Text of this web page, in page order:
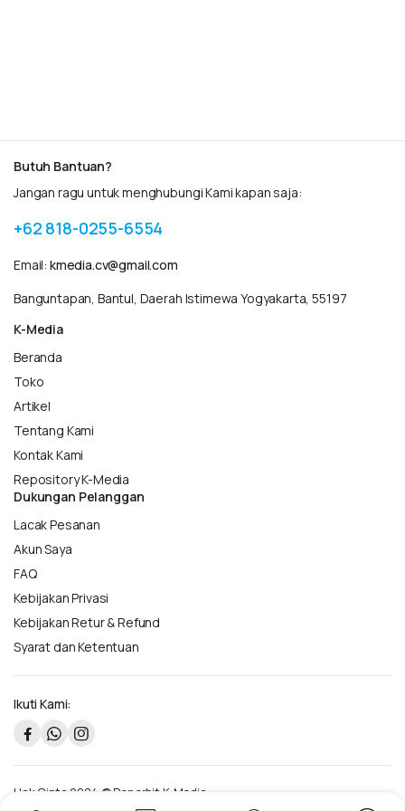
Butuh Bantuan?
Jangan ragu untuk menghubungi Kami kapan saja:
+62 818-0255-6554
Email: kmedia.cv@gmail.com
Banguntapan, Bantul, Daerah Istimewa Yogyakarta, 55197
K-Media
Beranda
Toko
Artikel
Tentang Kami
Kontak Kami
Repository K-Media
Dukungan Pelanggan
Lacak Pesanan
Akun Saya
FAQ
Kebijakan Privasi
Kebijakan Retur & Refund
Syarat dan Ketentuan
Ikuti Kami:
Hak Cipta 2024 © Penerbit K-Media.